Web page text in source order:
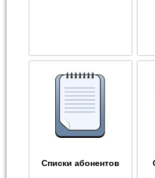
Списки абонентов